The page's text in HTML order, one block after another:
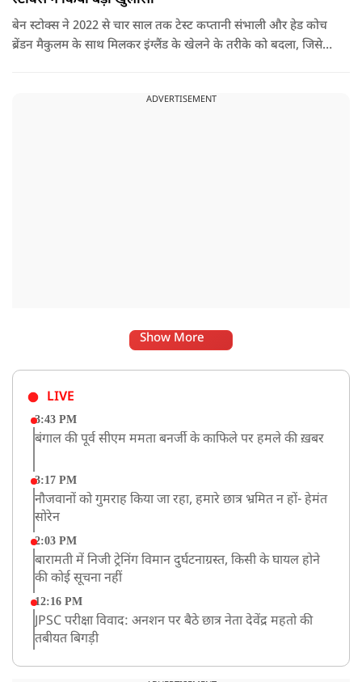
बेन स्टोक्स ने 2022 से चार साल तक टेस्ट कप्तानी संभाली और हेड कोच
ब्रेंडन मैकुलम के साथ मिलकर इंग्लैंड के खेलने के तरीके को बदला, जिसे
ADVERTISEMENT
Show More
LIVE
3:43 PM
बंगाल की पूर्व सीएम ममता बनर्जी के काफिले पर हमले की ख़बर
3:17 PM
नौजवानों को गुमराह किया जा रहा, हमारे छात्र भ्रमित न हों- हेमंत
सोरेन
2:03 PM
बारामती में निजी ट्रेनिंग विमान दुर्घटनाग्रस्त, किसी के घायल होने
की कोई सूचना नहीं
12:16 PM
JPSC परीक्षा विवाद: अनशन पर बैठे छात्र नेता देवेंद्र महतो की
तबीयत बिगड़ी